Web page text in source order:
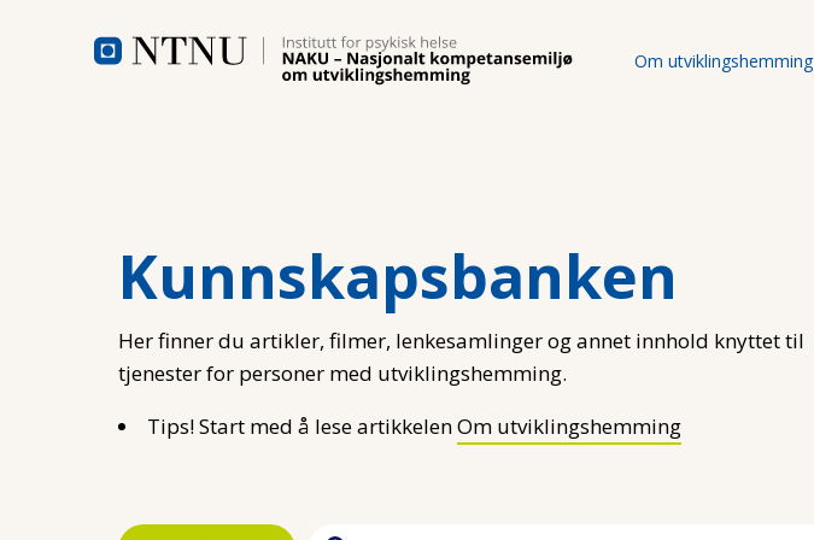
Om utviklingshemming
Kunnskapsbanken
Her finner du artikler, filmer, lenkesamlinger og annet innhold knyttet til
tjenester for personer med utviklingshemming.
Tips! Start med å lese artikkelenOm utviklingshemming